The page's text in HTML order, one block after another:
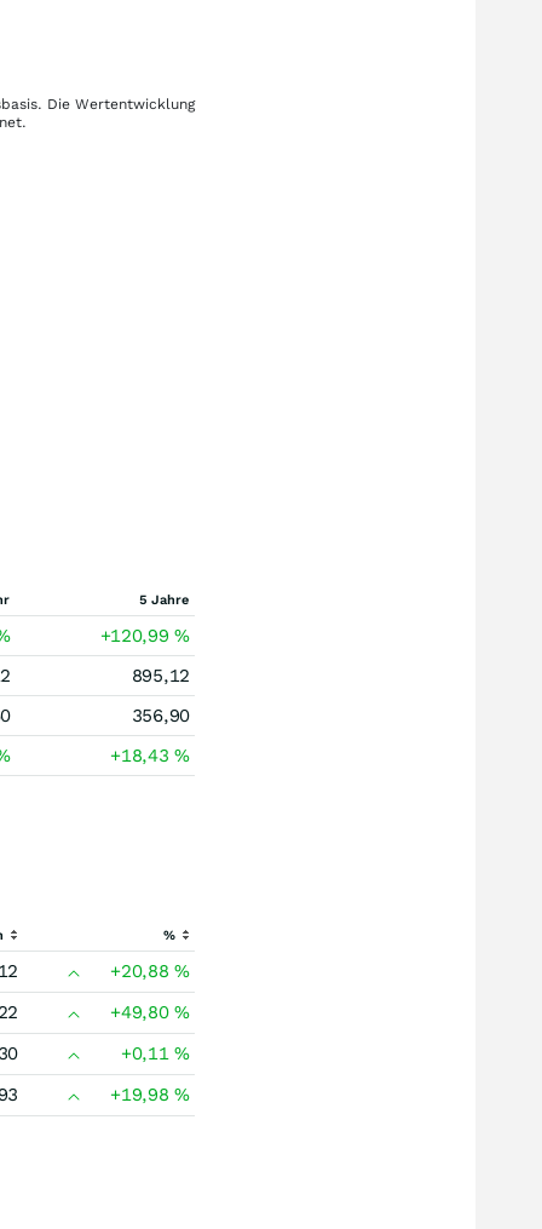
Die Wertentwicklung
5 Jahre
+120,99%
895,12
356,90
+18,43%
%
+20,88%
+49,80%
+0,11%
+19,98%